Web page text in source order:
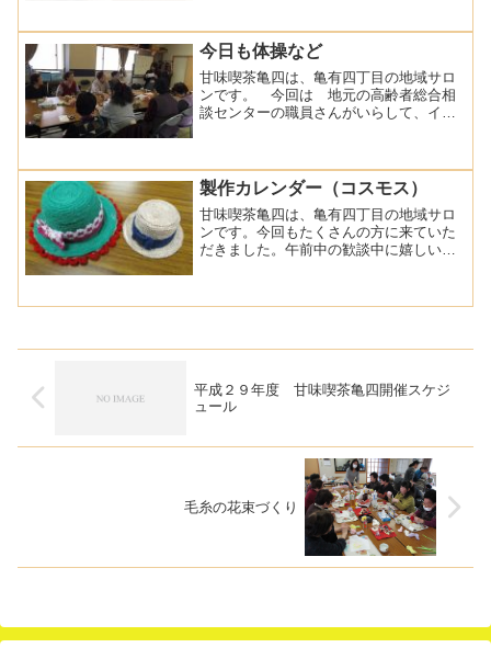
は？午後も脳トレで、神経衰弱をやった
のですがくるくる単語が得意...
今日も体操など
甘味喫茶亀四は、亀有四丁目の地域サロ
ンです。 今回は 地元の高齢者総合相
談センターの職員さんがいらして、イン
トで検索した健康体操をいくつかやって
みました。 おりがみでは...
製作カレンダー（コスモス）
甘味喫茶亀四は、亀有四丁目の地域サロ
ンです。今回もたくさんの方に来ていた
だきました。午前中の歓談中に嬉しい報
作ったと作品をもって来てくれました。
平成２９年度 甘味喫茶亀四開催スケジ
ュール
毛糸の花束づくり